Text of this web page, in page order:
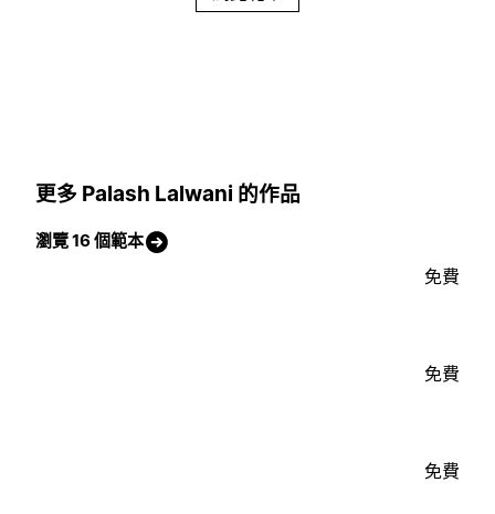
更多 Palash Lalwani 的作品
瀏覽 16 個範本
免費
免費
免費